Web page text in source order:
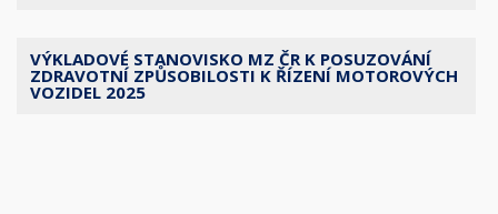
VÝKLADOVÉ STANOVISKO MZ ČR K POSUZOVÁNÍ
ZDRAVOTNÍ ZPŮSOBILOSTI K ŘÍZENÍ MOTOROVÝCH
VOZIDEL 2025